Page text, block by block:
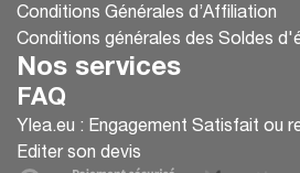
Conditions Générales d’Affiliation
Conditions générales des Soldes
Nos services
FAQ
Ylea.eu : Engagement Satisfait ou
Editer son devis